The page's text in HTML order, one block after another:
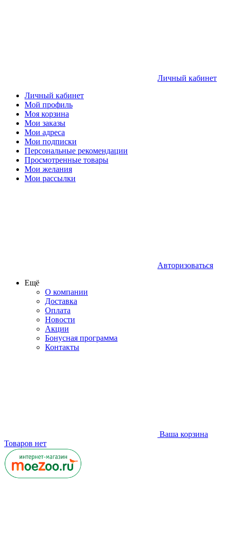
Личный кабинет
Личный кабинет
Мой профиль
Моя корзина
Мои заказы
Мои адреса
Мои подписки
Персональные рекомендации
Просмотренные товары
Мои желания
Мои рассылки
Авторизоваться
Ещё
О компании
Доставка
Оплата
Новости
Акции
Бонусная программа
Контакты
Ваша корзина
Товаров нет